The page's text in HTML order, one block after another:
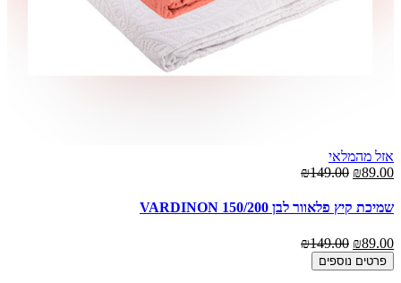
אזל מהמלאי
₪89.00
₪149.00
שמיכת קיץ פלאוור לבן 150/200 VARDINON
₪89.00
₪149.00
פרטים נוספים